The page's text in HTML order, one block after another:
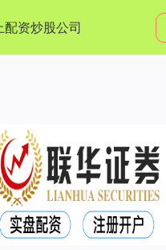
配资炒股公司